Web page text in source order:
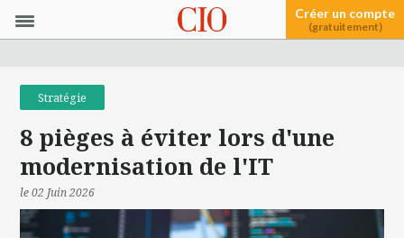
Créer un compte
(gratuitement)
Stratégie
8 pièges à éviter lors d'une
modernisation de l'IT
le 02 Juin 2026